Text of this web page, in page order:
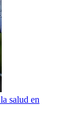
salud en